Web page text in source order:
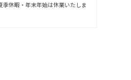
休暇・年末年始は休業いたしま